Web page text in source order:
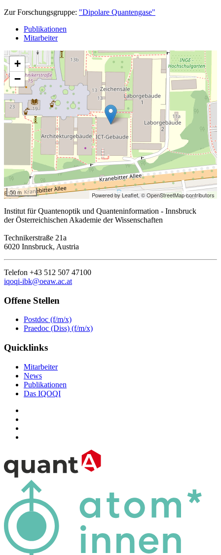
Zur Forschungsgruppe: "Dipolare Quantengase"
Publikationen
Mitarbeiter
+
−
50 m Powered by Leaflet,© OpenStreetMap contributors
Institut für Quantenoptik und Quanteninformation - Innsbruck
der Österreichischen Akademie der Wissenschaften
Technikerstraße 21a
6020 Innsbruck, Austria
Telefon +43 512 507 47100
iqoqi-ibk@oeaw.ac.at
Offene Stellen
Postdoc (f/m/x)
Praedoc (Diss) (f/m/x)
Quicklinks
Mitarbeiter
News
Publikationen
Das IQOQI